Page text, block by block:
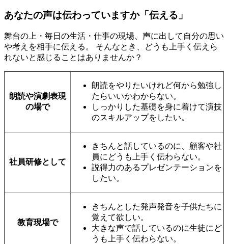
あなたの声は伝わっていますか「伝える」
舞台の上・毎日の生活・仕事の現場、声に出して自分の思い
や考えを相手に伝える。 そんなとき、どうも上手く伝えら
れないと感じることはありませんか？
朗読や演劇表現
の場で
朗読をやりたいけれど何から勉強し
たらいいかわからない。
しっかりした基礎を身に着けて演技
のスキルアップをしたい。
社員研修として
きちんと話しているのに、顧客や社
員にどうも上手く伝わらない。
説得力のあるプレゼンテーションを
したい。
教育現場で
きちんとした発声発音を子供たちに
覚えて欲しい。
大きな声で話しているのに生徒にど
うも上手く伝わらない。